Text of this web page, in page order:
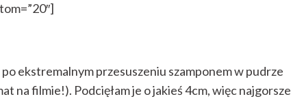
ekstremalnym przesuszeniu szamponem w pudrze
na filmie!). Podcięłam je o jakieś 4cm, więc najgorsze